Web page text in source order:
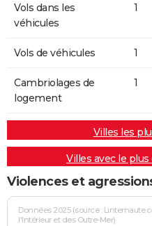
Vols dans les
véhicules
1
Vols de véhicules 1
Cambriolages de
logement
1
Villes les
Villes avec le
Violences et
Données 2025 (source :
l'Intérieur et des Outre-Mer)